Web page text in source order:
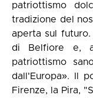
patriottismo
tradizione del
aperta sul
di Belfiore e,
patriottismo
dall'Europa». Il
Firenze, la Pira,